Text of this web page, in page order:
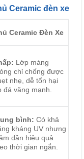
Ceramic đèn xe
Ceramic Đèn Xe
Lớp màng
chỉ chống được
nhẹ, dễ tổn hại
đá văng mạnh.
bình:Có khả
kháng UV nhưng
dần hiệu quả
thời gian ngắn.